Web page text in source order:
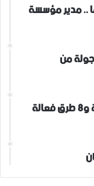
.. مدير مؤسسة
من
لماذا أصبح هاتفك بطيئًا؟ 6 أسباب رئيسية و8 طرق فعالة